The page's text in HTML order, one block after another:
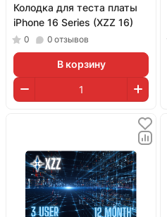
Колодка для теста платы
iPhone 16 Series (XZZ 16)
0 0 отзывов
В корзину